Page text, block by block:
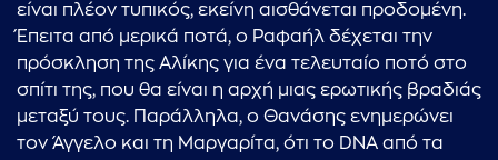
είναι πλέον τυπικός, εκείνη αισθάνεται προδομένη.
Έπειτα από μερικά ποτά, ο Ραφαήλ δέχεται την
πρόσκληση της Αλίκης για ένα τελευταίο ποτό στο
σπίτι της, που θα είναι η αρχή μιας ερωτικής βραδιάς
μεταξύ τους. Παράλληλα, ο Θανάσης ενημερώνει
τον Άγγελο και τη Μαργαρίτα, ότι το DNA από τα